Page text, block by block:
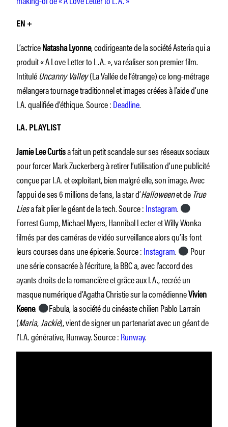
EN +
L’actriceNatasha Lyonne, codirigeante de la société Asteria qui a
produit « A Love Letter to L.A. », va réaliser son premier film.
IntituléUncanny Valley(La Vallée de l’étrange) ce long-métrage
mélangera tournage traditionnel et images créées à l’aide d’une
I.A. qualifiée d’éthique. Source :Deadline.
I.A. PLAYLIST
Jamie Lee Curtisa fait un petit scandale sur ses réseaux sociaux
pour forcer Mark Zuckerberg à retirer l’utilisation d’une publicité
conçue par I.A. et exploitant, bien malgré elle, son image. Avec
l’appui de ses 6 millions de fans, la star d’Halloweenet deTrue
Liesa fait plier le géant de la tech. Source :Instagram.
Forrest Gump, Michael Myers, Hannibal Lecter et Willy Wonka
filmés par des caméras de vidéo surveillance alors qu’ils font
leurs courses dans une épicerie. Source :Instagram.
Pour
une série consacrée à l’écriture, la BBC a, avec l’accord des
ayants droits de la romancière et grâce aux I.A., recréé un
masque numérique d’Agatha Christie sur la comédienneVivien
Keene.
Fabula, la société du cinéaste chilien Pablo Larrain
(Maria,Jackie), vient de signer un partenariat avec un géant de
l’I.A. générative, Runway. Source :Runway.